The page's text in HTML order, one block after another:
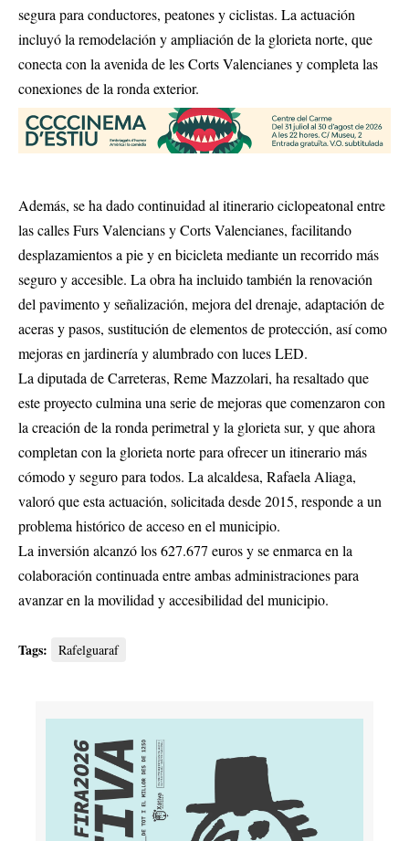
segura para conductores, peatones y ciclistas. La actuación
incluyó la remodelación y ampliación de la glorieta norte, que
conecta con la avenida de les Corts Valencianes y completa las
conexiones de la ronda exterior.
Además, se ha dado continuidad al itinerario ciclopeatonal entre
las calles Furs Valencians y Corts Valencianes, facilitando
desplazamientos a pie y en bicicleta mediante un recorrido más
seguro y accesible. La obra ha incluido también la renovación
del pavimento y señalización, mejora del drenaje, adaptación de
aceras y pasos, sustitución de elementos de protección, así como
mejoras en jardinería y alumbrado con luces LED.
La diputada de Carreteras, Reme Mazzolari, ha resaltado que
este proyecto culmina una serie de mejoras que comenzaron con
la creación de la ronda perimetral y la glorieta sur, y que ahora
completan con la glorieta norte para ofrecer un itinerario más
cómodo y seguro para todos. La alcaldesa, Rafaela Aliaga,
valoró que esta actuación, solicitada desde 2015, responde a un
problema histórico de acceso en el municipio.
La inversión alcanzó los 627.677 euros y se enmarca en la
colaboración continuada entre ambas administraciones para
avanzar en la movilidad y accesibilidad del municipio.
Tags: Rafelguaraf